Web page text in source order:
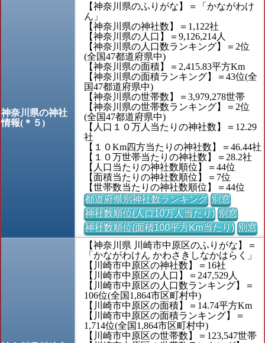
神奈川県の神社
情報(＊５)
【神奈川県のふりがな】＝「かながわけ
ん」
【神奈川県の神社数】＝1,122社
【神奈川県の人口】＝9,126,214人
【神奈川県の人口数ランキング】＝2位
(全国47都道府県中)
【神奈川県の面積】＝2,415.83平方Km
【神奈川県の面積ランキング】＝43位(全
国47都道府県中)
【神奈川県の世帯数】＝3,979,278世帯
【神奈川県の世帯数ランキング】＝2位
(全国47都道府県中)
【人口１０万人当たりの神社数】＝12.29
社
【１０Km四方当たりの神社数】＝46.44社
【１０万世帯当たりの神社数】＝28.2社
【人口当たりの神社数順位】＝44位
【面積当たりの神社数順位】＝7位
【世帯数当たりの神社数順位】＝44位
都道府県別神社数ランキング 別窓
神社数順位(人口10万人当たり) 別窓
神社数順位(面積100平方Km当たり) 別窓
【神奈川県 川崎市中原区のふりがな】＝
「かながわけん かわさきしなかはらく」
【川崎市中原区の神社数】＝16社
【川崎市中原区の人口】＝247,529人
【川崎市中原区の人口数ランキング】＝
106位(全国1,864市区町村中)
【川崎市中原区の面積】＝14.74平方Km
【川崎市中原区の面積ランキング】＝
1,714位(全国1,864市区町村中)
【川崎市中原区の世帯数】＝123,547世帯